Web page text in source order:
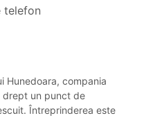
telefon
Hunedoara, compania
drept un punct de
Întreprinderea este